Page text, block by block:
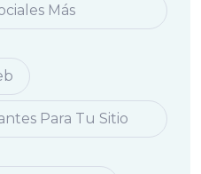
Más
Para Tu Sitio